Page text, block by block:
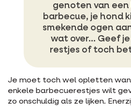
genoten van een
barbecue, je hond
smekende ogen
wat over… Geef
restjes of toch
Je moet toch wel opletten
enkele barbecuerestjes wilt
zo onschuldig als ze lijken.